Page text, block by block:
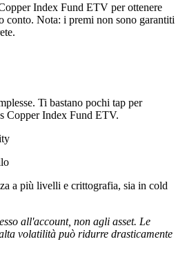
Index Fund ETV per ottenere
conto. Nota: i premi non sono garantiti
Ti bastano pochi tap per
Copper Index Fund ETV.
a più livelli e crittografia, sia in cold
all'account, non agli asset. Le
volatilità può ridurre drasticamente